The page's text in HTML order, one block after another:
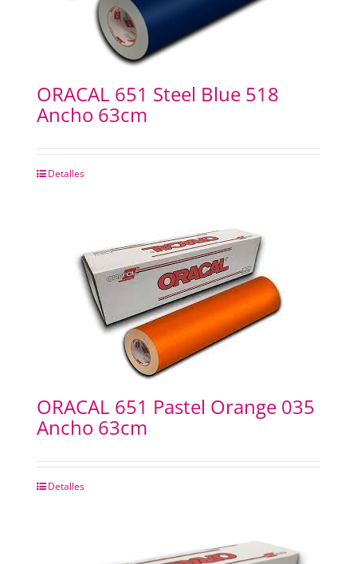
ORACAL 651 Steel Blue 518
Ancho 63cm
Detalles
ORACAL 651 Pastel Orange 035
Ancho 63cm
Detalles